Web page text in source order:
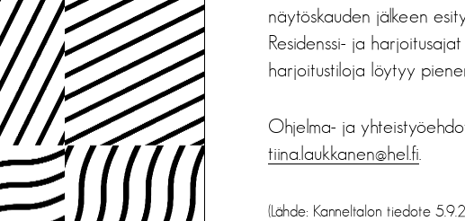
näytöskauden jälkeen
Residenssi- ja
harjoitustiloja löytyy
Ohjelma- ja
tiina.laukkanen@hel.fi
(Lähde: Kanneltalon tiedote